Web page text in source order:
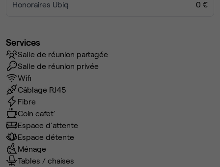
Honoraires Ubiq 0 €
Services
Salle de réunion partagée
Salle de réunion privée
Wifi
Câblage RJ45
Fibre
Coin cafet'
Espace d'attente
Espace détente
Ménage
Tables / chaises